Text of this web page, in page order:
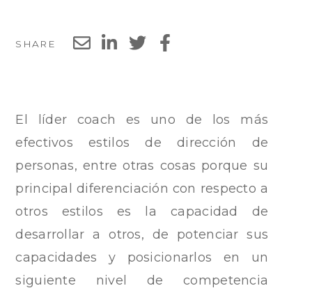
SHARE
El líder coach es uno de los más
efectivos estilos de dirección de
personas, entre otras cosas porque su
principal diferenciación con respecto a
otros estilos es la capacidad de
desarrollar a otros, de potenciar sus
capacidades y posicionarlos en un
siguiente nivel de competencia